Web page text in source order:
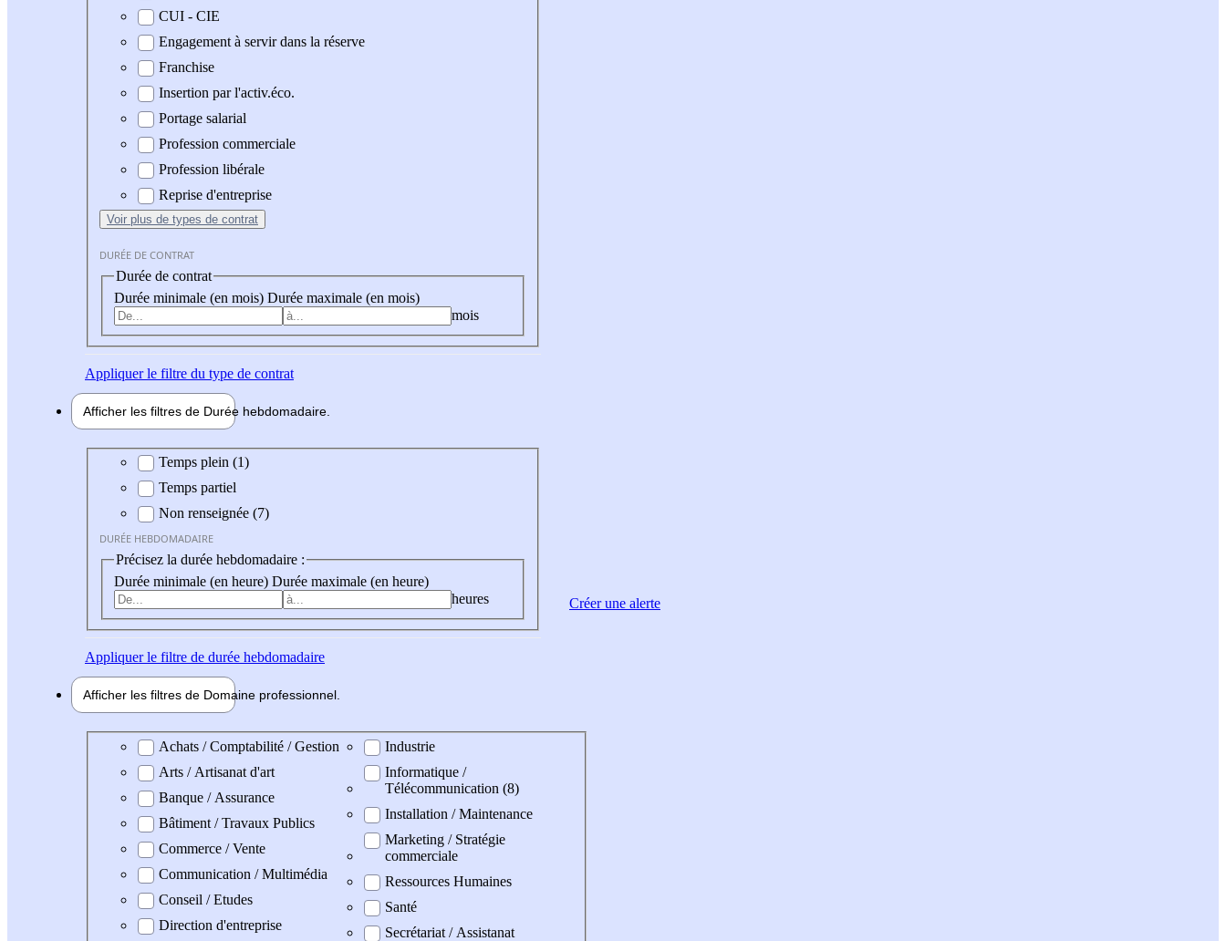
CUI - CIE
Engagement à servir dans la réserve
Franchise
Insertion par l'activ.éco.
Portage salarial
Profession commerciale
Profession libérale
Reprise d'entreprise
Voir plus de types de contrat
DURÉE DE CONTRAT
Durée de contrat
Durée minimale (en mois) Durée maximale (en mois)
mois
Appliquerle filtre du type de contrat
Afficher les filtres de Durée hebdomadaire
Durée hebdomadaire
Temps plein (1)
Temps partiel
Non renseignée (7)
DURÉE HEBDOMADAIRE
Précisez la durée hebdomadaire :
Durée minimale (en heure) Durée maximale (en heure)
heures
Appliquerle filtre de durée hebdomadaire
Afficher les filtres de Domaine professionnel
Domaine professionel
Achats / Comptabilité / Gestion
Arts / Artisanat d'art
Banque / Assurance
Bâtiment / Travaux Publics
Commerce / Vente
Communication / Multimédia
Conseil / Etudes
Direction d'entreprise
Industrie
Informatique /
Télécommunication (8)
Installation / Maintenance
Marketing / Stratégie
commerciale
Ressources Humaines
Santé
Secrétariat / Assistanat
Créer une alerte